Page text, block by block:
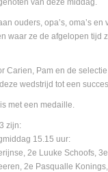
van deze middag.
ouders, opa’s, oma’s
waar ze de afgelopen tijd
Carien, Pam en de
wedstrijd tot een
met een medaille.
zijn:
15.15 uur:
2e Luuke Schoofs,
2e Pasqualle